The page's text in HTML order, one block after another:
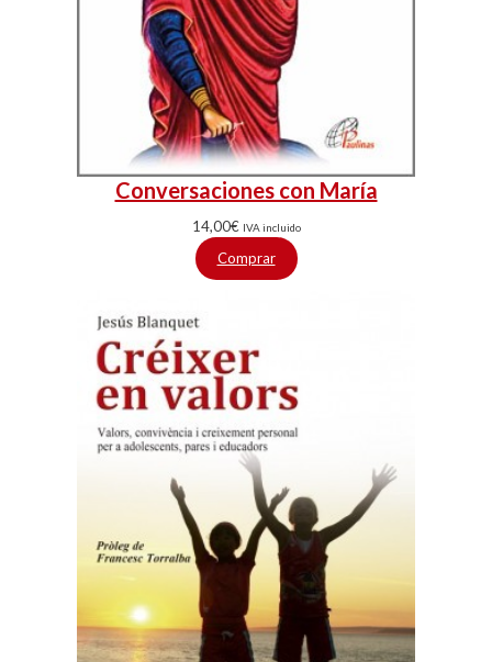
Conversaciones con María
14,00€ IVA incluido
Comprar